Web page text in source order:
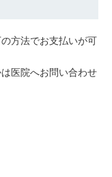
方法でお支払いが可
医院へお問い合わせ